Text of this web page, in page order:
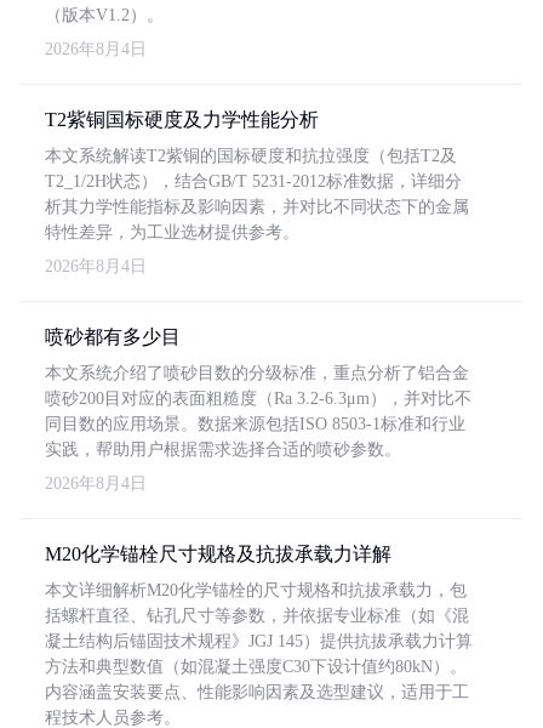
（版本V1.2）。
2026年8月4日
T2紫铜国标硬度及力学性能分析
本文系统解读T2紫铜的国标硬度和抗拉强度（包括T2及
T2_1/2H状态），结合GB/T 5231-2012标准数据，详细分
析其力学性能指标及影响因素，并对比不同状态下的金属
特性差异，为工业选材提供参考。
2026年8月4日
喷砂都有多少目
本文系统介绍了喷砂目数的分级标准，重点分析了铝合金
喷砂200目对应的表面粗糙度（Ra 3.2-6.3μm），并对比不
同目数的应用场景。数据来源包括ISO 8503-1标准和行业
实践，帮助用户根据需求选择合适的喷砂参数。
2026年8月4日
M20化学锚栓尺寸规格及抗拔承载力详解
本文详细解析M20化学锚栓的尺寸规格和抗拔承载力，包
括螺杆直径、钻孔尺寸等参数，并依据专业标准（如《混
凝土结构后锚固技术规程》JGJ 145）提供抗拔承载力计算
方法和典型数值（如混凝土强度C30下设计值约80kN）。
内容涵盖安装要点、性能影响因素及选型建议，适用于工
程技术人员参考。